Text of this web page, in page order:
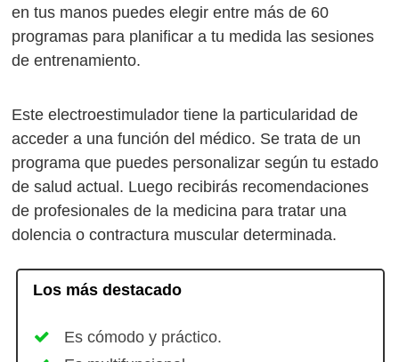
en tus manos puedes elegir entre más de 60
programas para planificar a tu medida las sesiones
de entrenamiento.
Este electroestimulador tiene la particularidad de
acceder a una función del médico. Se trata de un
programa que puedes personalizar según tu estado
de salud actual. Luego recibirás recomendaciones
de profesionales de la medicina para tratar una
dolencia o contractura muscular determinada.
Los más destacado
Es cómodo y práctico.